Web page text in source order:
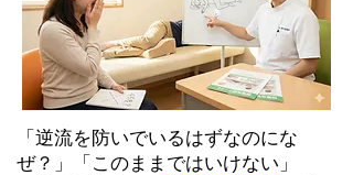
「逆流を防いでいるはずなのにな
ぜ？」「このままではいけない」